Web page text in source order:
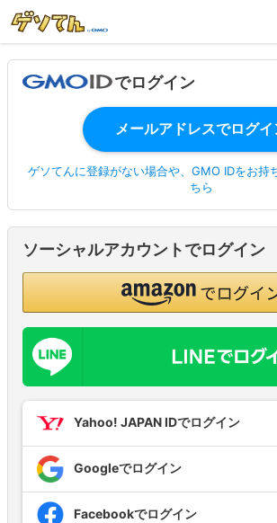
でログイン
ゲソてんに登録がない場合や、GMO IDをお持
ちら
ソーシャルアカウントでログイン
Yahoo! JAPAN IDでログイン
Googleでログイン
Facebookでログイン